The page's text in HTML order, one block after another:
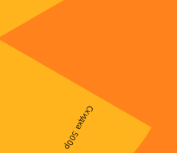
Скидка 500р